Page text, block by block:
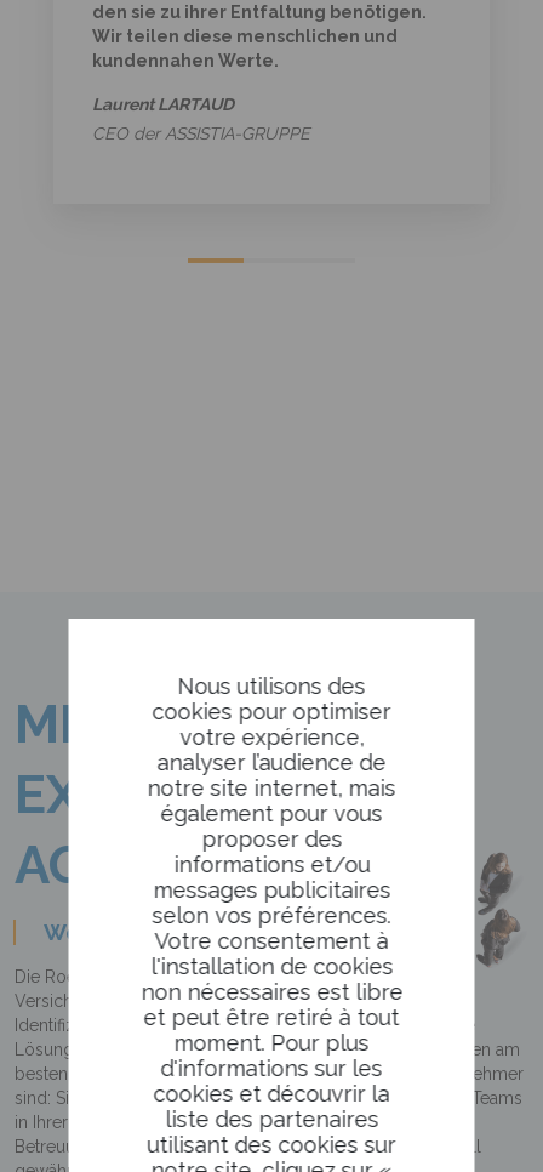
nur natürlich, dass wir Roederer unseren
Kollegen, Unternehmern und
Bekannten weiterempfehlen.
Jérôme FORGIARINI
Vorsitzender/Vertriebsleiter von FORGIARINI
MENSCHLICHKEIT
EXPERTISE
AGILITÄT
Wer sind wir?
Die Roederer-Gruppe, der größte unabhängige
Versicherungsmakler in Grand Est möchte Sie bei der
Identifizierung Ihrer Bedürfnisse unterstützen und Ihnen die
Lösungen anbieten, die Ihren alltäglichen Problemstellungen am
besten entsprechen. Egal, ob Sie Privatperson oder Unternehmer
sind: Sie können sich auf den beständigen Einsatz unserer Teams
in Ihrer Nähe verlassen, die Ihnen eine maßgeschneiderte
Betreuung und eine effektive Unterstützung im Schadensfall
Nous utilisons des
cookies pour optimiser
votre expérience,
analyser l’audience de
notre site internet, mais
également pour vous
proposer des
informations et/ou
messages publicitaires
selon vos préférences.
Votre consentement à
l'installation de cookies
non nécessaires est libre
et peut être retiré à tout
moment. Pour plus
d'informations sur les
cookies et découvrir la
liste des partenaires
utilisant des cookies sur